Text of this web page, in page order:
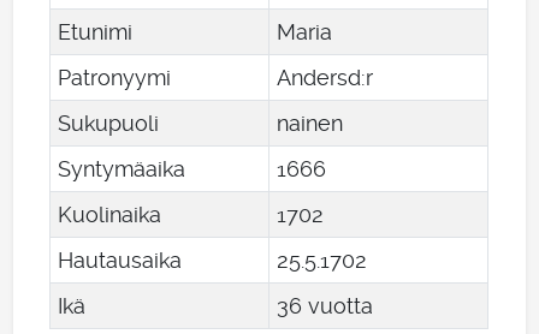
Etunimi
Maria
Patronyymi
Andersd:r
Sukupuoli
nainen
Syntymäaika
1666
Kuolinaika
1702
Hautausaika
25.5.1702
Ikä
36 vuotta